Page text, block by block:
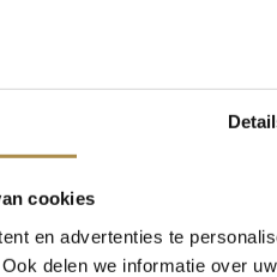
cookies
en advertenties te
delen we informatie over